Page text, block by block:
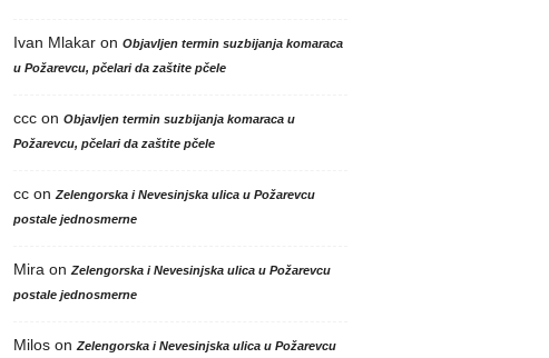
Ivan Mlakaron Objavljen termin suzbijanja komaraca
u Požarevcu, pčelari da zaštite pčele
cccon Objavljen termin suzbijanja komaraca u
Požarevcu, pčelari da zaštite pčele
ccon Zelengorska i Nevesinjska ulica u Požarevcu
postale jednosmerne
Mira on Zelengorska i Nevesinjska ulica u Požarevcu
postale jednosmerne
Miloson Zelengorska i Nevesinjska ulica u Požarevcu